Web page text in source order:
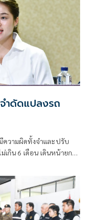
ำดัดแปลงรถ
ความผิดทั้งจำและปรับ
เกิน 6 เดือน เดินหน้ายก